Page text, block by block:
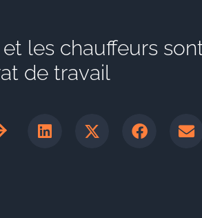
les chauffeurs
de travail